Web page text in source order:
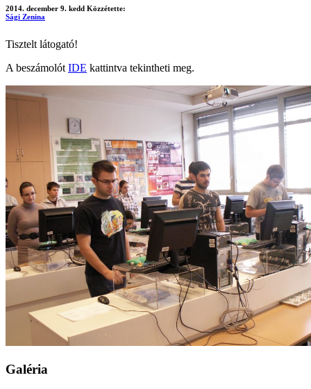
2014. december 9. kedd Közzétette:
Sági Zenina
Tisztelt látogató!
A beszámolótIDE kattintva tekintheti meg.
Galéria